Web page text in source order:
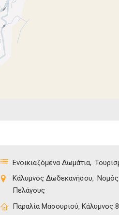
Ενοικιαζόμενα Δωμάτια
Κάλυμνος Δωδεκανήσου
Πελάγους
Παραλία Μασουριού, Κάλυμνος